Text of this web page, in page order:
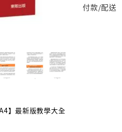
】最新版教學大全
付款/配送